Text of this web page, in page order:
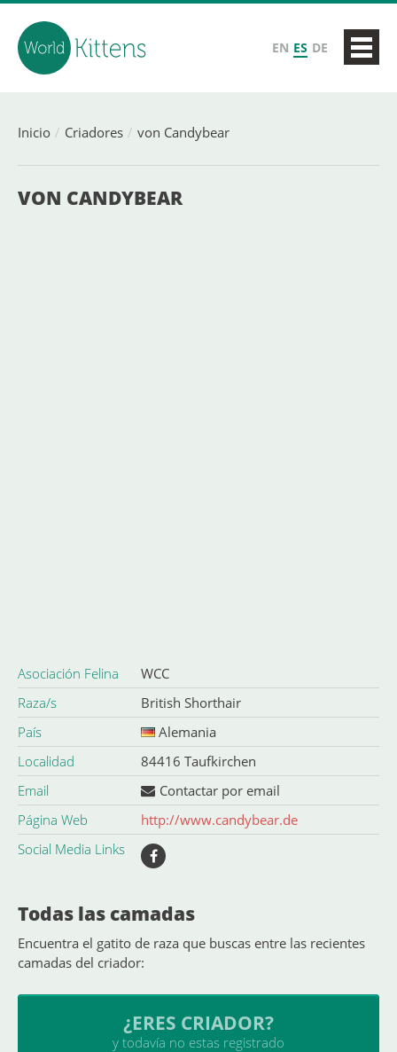
EN ES DE
Inicio Criadores von Candybear
VON CANDYBEAR
Asociación Felina
WCC
Raza/s
British Shorthair
País
Alemania
Localidad
84416 Taufkirchen
Email
Contactar por email
Página Web
http://www.candybear.de
Social Media Links
Todas las camadas
Encuentra el gatito de raza que buscas entre las recientes
camadas del criador:
¿ERES CRIADOR?
y todavía no estas registrado